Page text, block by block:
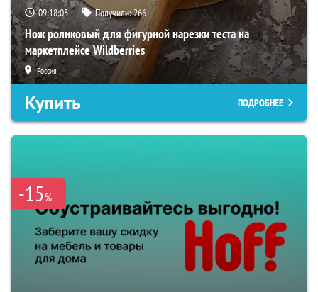
09:18:02 Получили:266
Нож роликовый для фигурной нарезки теста на
маркетплейсе Wildberries
Россия
Купить ПОДРОБНЕЕ
-15%